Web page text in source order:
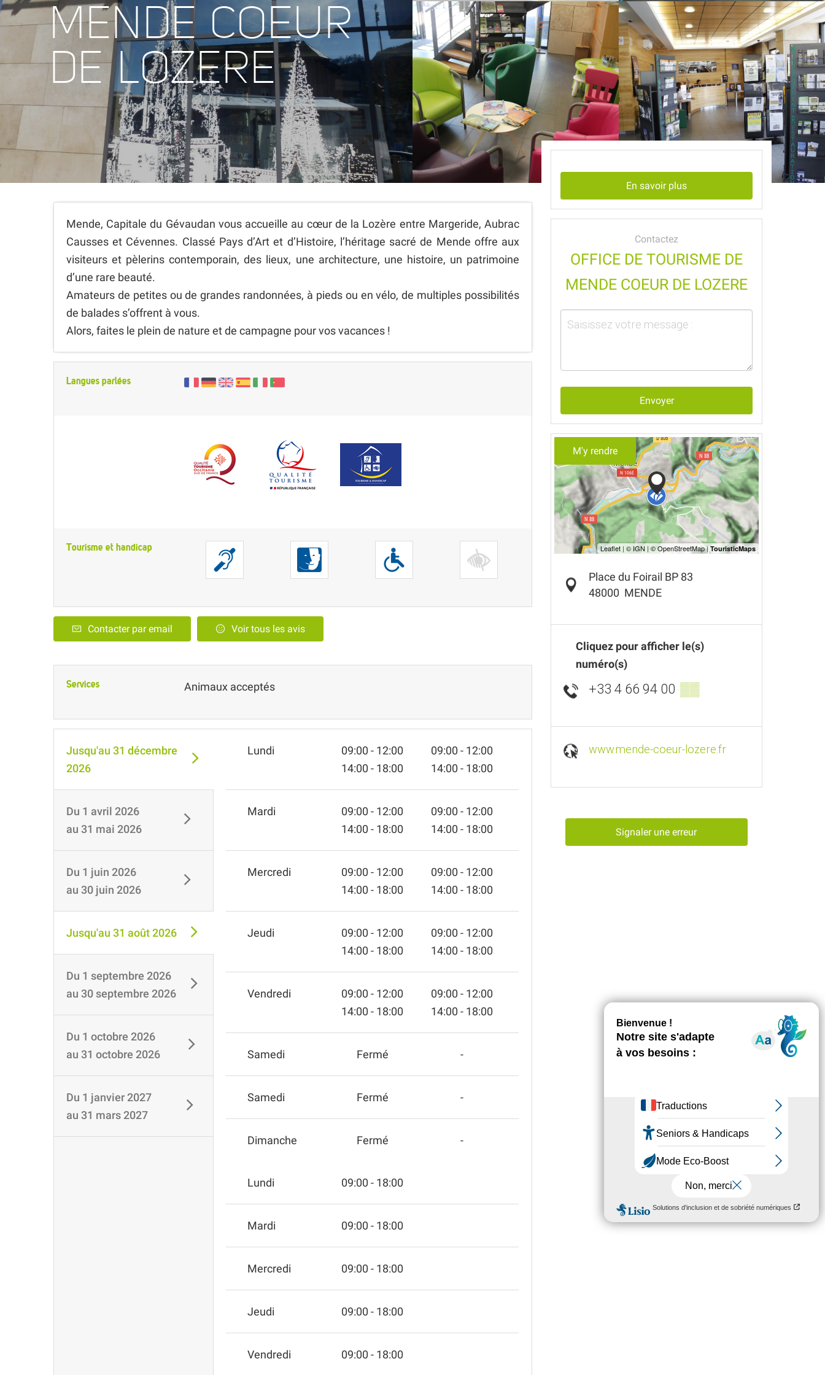
MENDE COEUR
DE LOZERE
Mende, Capitale du Gévaudan vous accueille au cœur de la Lozère entre Margeride, Aubrac
Causses et Cévennes. Classé Pays d’Art et d’Histoire, l’héritage sacré de Mende offre aux
visiteurs et pèlerins contemporain, des lieux, une architecture, une histoire, un patrimoine
d’une rare beauté.
Amateurs de petites ou de grandes randonnées, à pieds ou en vélo, de multiples possibilités
de balades s’offrent à vous.
Alors, faites le plein de nature et de campagne pour vos vacances !
Langues parlées
Tourisme et handicap
Contacter par email Voir tous les avis
Services Animaux acceptés
Jusqu'au 31 décembre
2026
Du 1 avril 2026
au 31 mai 2026
Du 1 juin 2026
au 30 juin 2026
Jusqu'au 31 août 2026
Du 1 septembre 2026
au 30 septembre 2026
Du 1 octobre 2026
au 31 octobre 2026
Du 1 janvier 2027
au 31 mars 2027
Lundi 09:00 - 12:00
09:00 - 12:00
14:00 - 18:00
14:00 - 18:00
Mardi 09:00 - 12:00
09:00 - 12:00
14:00 - 18:00
14:00 - 18:00
Mercredi 09:00 - 12:00
09:00 - 12:00
14:00 - 18:00
14:00 - 18:00
Jeudi 09:00 - 12:00
09:00 - 12:00
14:00 - 18:00
14:00 - 18:00
Vendredi 09:00 - 12:00
09:00 - 12:00
14:00 - 18:00
14:00 - 18:00
Samedi Fermé -
Samedi Fermé -
Dimanche Fermé -
Lundi 09:00 - 18:00
Mardi 09:00 - 18:00
Mercredi 09:00 - 18:00
Jeudi 09:00 - 18:00
Vendredi 09:00 - 18:00
En savoir plus
Contactez
OFFICE DE TOURISME DE
MENDE COEUR DE LOZERE
Envoyer
M'y rendre
Place du Foirail BP 83
48000 MENDE
Cliquez pour afficher le(s)
numéro(s)
+33 4 66 94 00 ▒▒
www.mende-coeur-lozere.fr
Signaler une erreur